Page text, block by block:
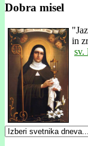
Dobra misel
"
in
sv.